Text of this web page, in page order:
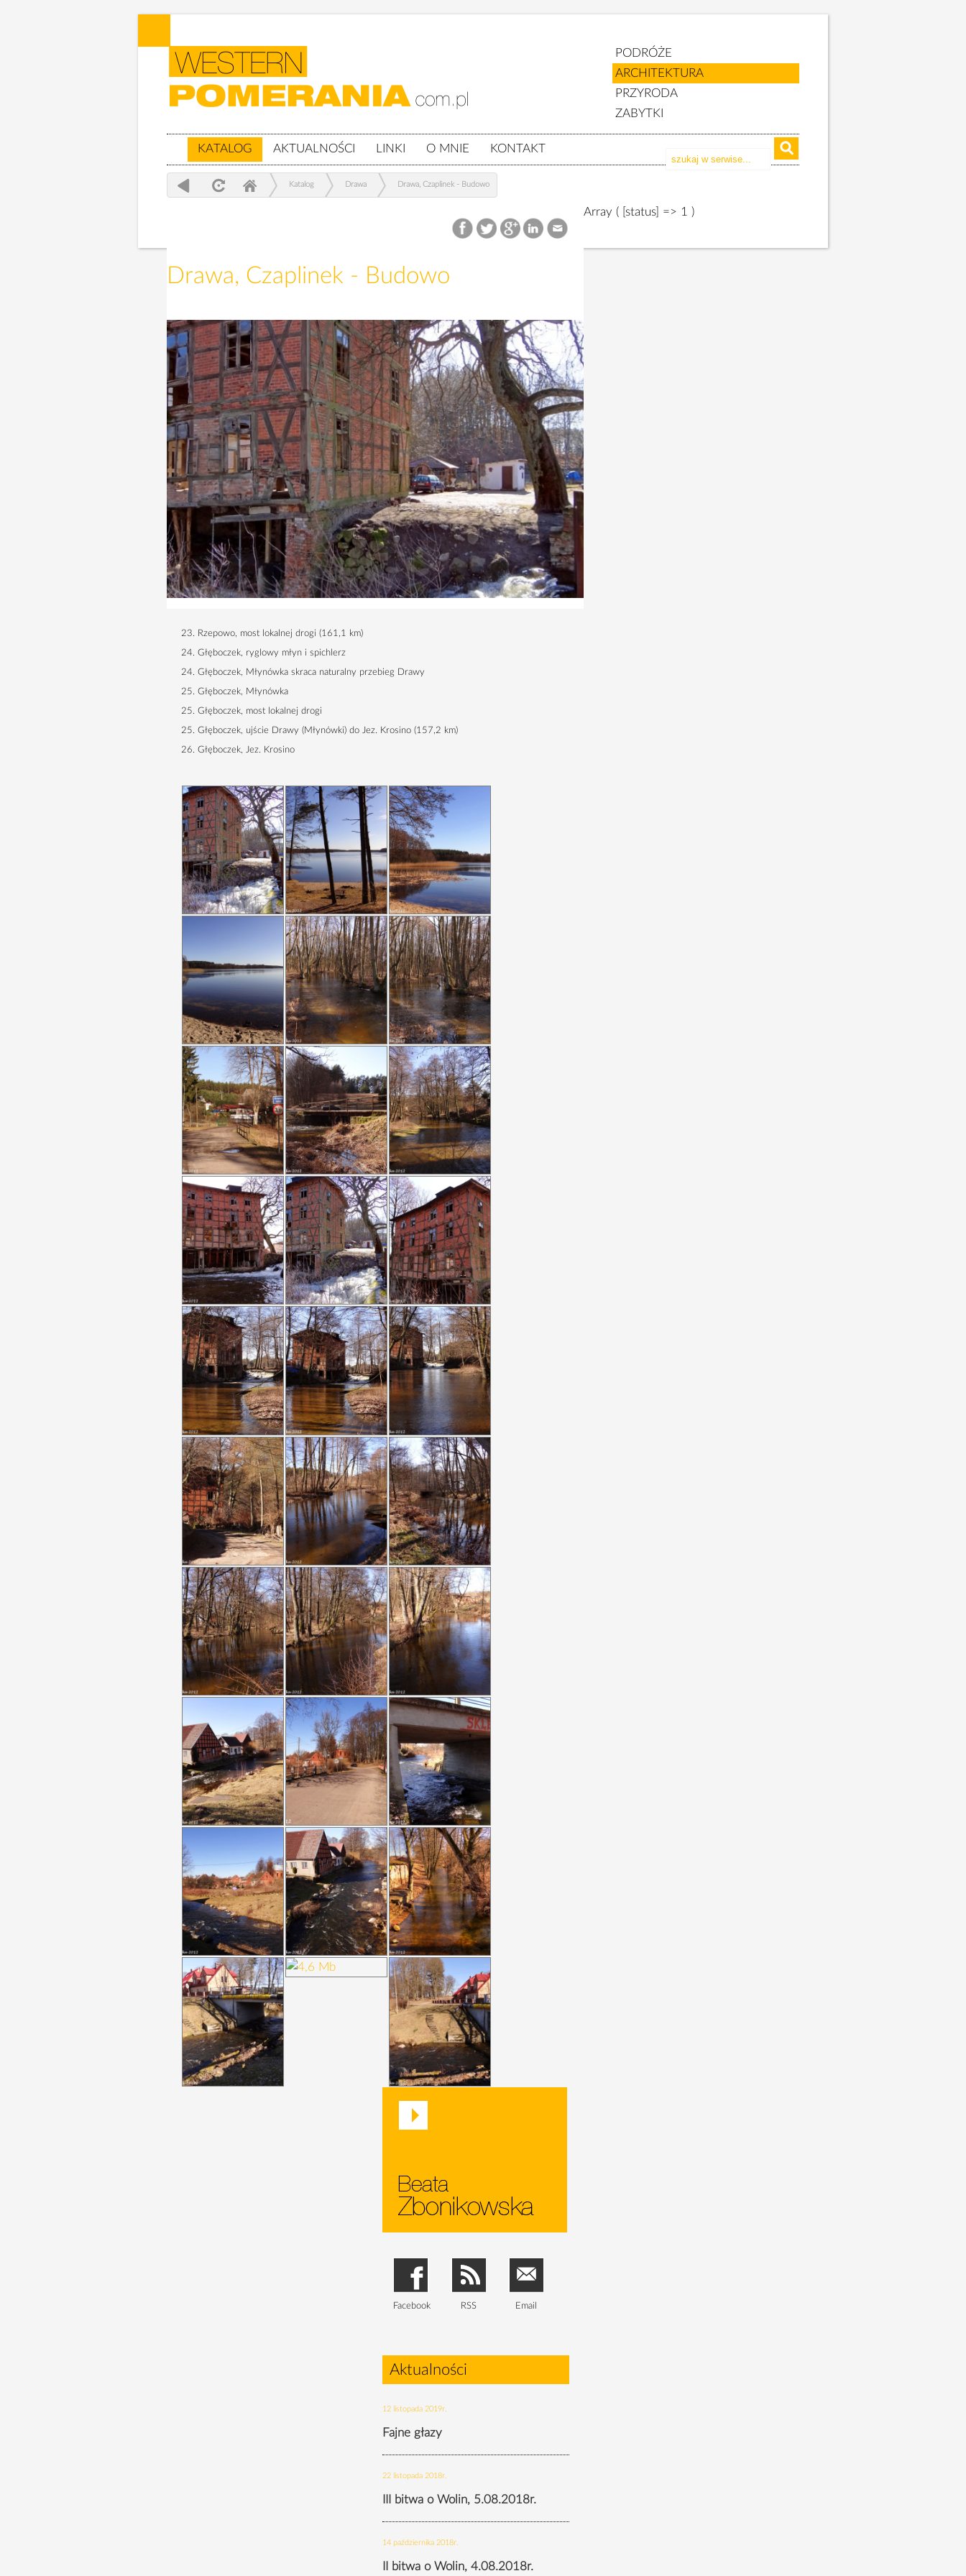
PODRÓŻE
ARCHITEKTURA
PRZYRODA
ZABYTKI
KATALOG AKTUALNOŚCI LINKI O MNIE KONTAKT
Katalog Drawa Drawa, Czaplinek - Budowo
Drawa, Czaplinek - Budowo
23. Rzepowo, most lokalnej drogi (161,1 km)
24. Głęboczek, ryglowy młyn i spichlerz
24. Głęboczek, Młynówka skraca naturalny przebieg Drawy
25. Głęboczek, Młynówka
25. Głęboczek, most lokalnej drogi
25. Głęboczek, ujście Drawy (Młynówki) do Jez. Krosino (157,2 km)
26. Głęboczek, Jez. Krosino
Facebook RSS Email
Aktualności
12 listopada 2019r.
Fajne głazy
22 listopada 2018r.
III bitwa o Wolin, 5.08.2018r.
14 października 2018r.
II bitwa o Wolin, 4.08.2018r.
Array ( [status] => 1 )